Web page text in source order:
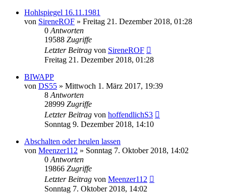
Hohlspiegel 16.11.1981
von SireneROF » Freitag 21. Dezember 2018, 01:28
0 Antworten
19588 Zugriffe
Letzter Beitrag von SireneROF
Freitag 21. Dezember 2018, 01:28
BIWAPP
von DS55 » Mittwoch 1. März 2017, 19:39
8 Antworten
28999 Zugriffe
Letzter Beitrag von hoffendlichS3
Sonntag 9. Dezember 2018, 14:10
Abschalten oder heulen lassen
von Meenzer112 » Sonntag 7. Oktober 2018, 14:02
0 Antworten
19866 Zugriffe
Letzter Beitrag von Meenzer112
Sonntag 7. Oktober 2018, 14:02